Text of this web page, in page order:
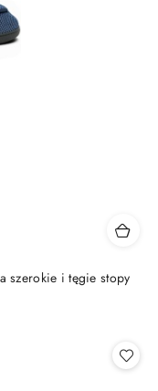
szerokie i tęgie stopy